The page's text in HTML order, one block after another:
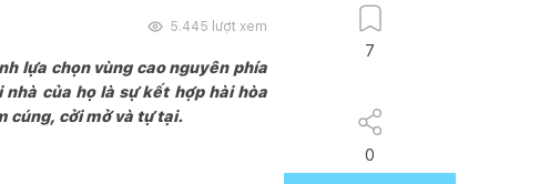
5.445 lượt xem
lựa chọn vùng cao nguyên phía
của họ là sự kết hợp hài hòa
cúng, cởi mở và tự tại.
7
0